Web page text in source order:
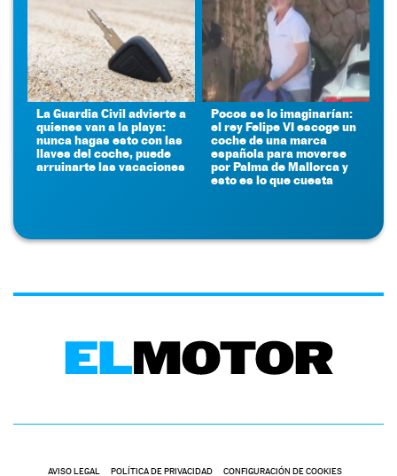
La Guardia Civil advierte a
quienes van a la playa:
nunca hagas esto con las
llaves del coche, puede
arruinarte las vacaciones
Pocos se lo imaginarían:
el rey Felipe VI escoge un
coche de una marca
española para moverse
por Palma de Mallorca y
esto es lo que cuesta
AVISO LEGAL POLÍTICA DE PRIVACIDAD CONFIGURACIÓN DE COOKIES